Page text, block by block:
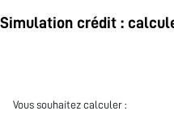
Simulation crédit :
Vous souhaitez calculer :